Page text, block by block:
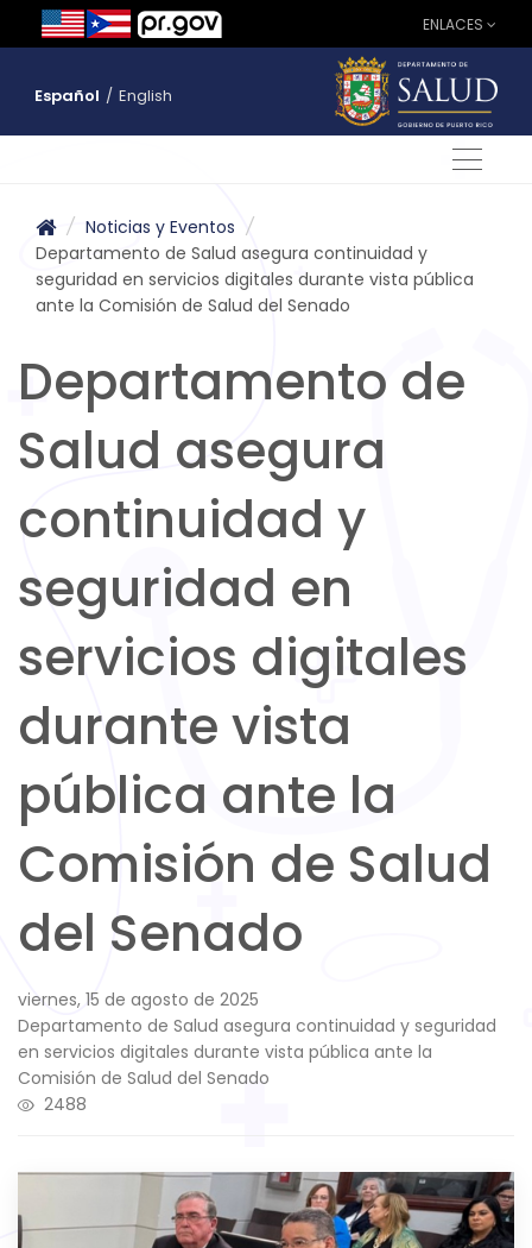
ENLACES
Español / English
/ Noticias y Eventos /
Departamento de Salud asegura continuidad y
seguridad en servicios digitales durante vista pública
ante la Comisión de Salud del Senado
Departamento de
Salud asegura
continuidad y
seguridad en
servicios digitales
durante vista
pública ante la
Comisión de Salud
del Senado
viernes, 15 de agosto de 2025
Departamento de Salud asegura continuidad y seguridad
en servicios digitales durante vista pública ante la
Comisión de Salud del Senado
2488